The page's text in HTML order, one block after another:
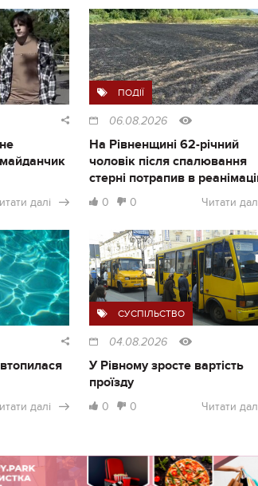
далі
ПОДІЇ
06.08.2026
На Рівненщині 62-річний
чоловік після спалювання
стерні потрапив в
0 0 Читати
далі
СУСПІЛЬСТВО
04.08.2026
У Рівному зросте вартість
проїзду
0 0 Читати